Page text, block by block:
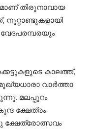
തിരുനാവായ
നൂറ്റാണ്ടുകളായി
കാലത്ത്,
വാർത്താ
മലപ്പുറം
ക്ഷേത്രം
ക്ഷേത്രോത്സവം